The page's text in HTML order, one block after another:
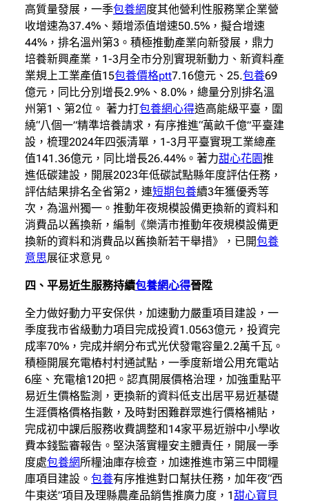
高質量發展，一季包養網度其他營利性服務業企業營
收增速為37.4%、類增添值增速50.5%，擬合增速
44%，排名溫州第3。積極推動產業向新發展，鼎力
培養新興產業，1-3月全市分別實現新動力、新資料產
業規上工業產值15包養價格ptt7.16億元、25.包養69
億元，同比分別增長2.9%、8.0%，總量分別排名溫
州第1、第2位。 著力打包養網心得造高能級平臺，圍
繞“八個一”精準培養請求，有序推進“萬畝千億”平臺建
設，梳理2024年四張清單，1-3月平臺實現工業總產
值141.36億元，同比增長26.44%。著力甜心花園推
進低碳建設，開展2023年低碳試點縣年度評估任務，
評估結果排名全省第2，連短期包養續3年獲優秀等
次，為溫州獨一。推動年夜規模設備更換新的資料和
消費品以舊換新，編制《樂清市推動年夜規模設備更
換新的資料和消費品以舊換新若干舉措》，已開包養
意思展征求意見。
四、平易近生服務持續包養網心得晉陞
全力做好動力平安保供，加速動力嚴重項目建設，一
季度我市省級動力項目完成投資1.0563億元，投資完
成率70%，完成并網分布式光伏發電容量2.2萬千瓦。
積極開展充電樁村村通試點，一季度新增公用充電站
6座、充電槍120把。認真開展價格治理，加強重點平
易近生價格監測，更換新的資料低支出居平易近基礎
生涯價格價格指數，及時對困難群眾進行價格補貼，
完成初中課后服務收費調整和14家平易近辦中小學收
費本錢監審報告。堅決落實糧安主體責任，開展一季
度處包養網所糧油庫存檢查，加速推進市第三中間糧
庫項目建設。 包養有序推進對口幫扶任務，加年夜“西
牛東送”項目及理縣農產品銷售推廣力度，1甜心寶貝